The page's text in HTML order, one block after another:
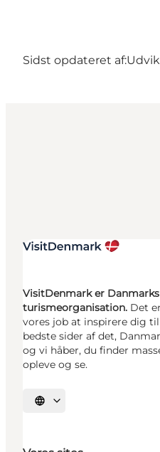
Sidst opdateret af:
VisitDenmark er
turismeorganisation. Det
vores job at inspirere dig
bedste sider af det,
og vi håber, du finder
opleve og se.
Vælg sprog